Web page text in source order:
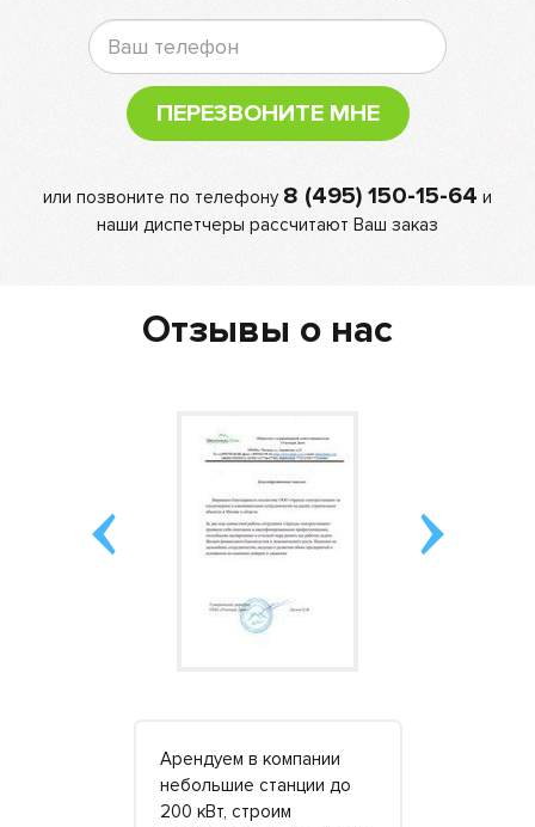
ПЕРЕЗВОНИТЕ МНЕ
или позвоните по телефону 8 (495) 150-15-64 и
наши диспетчеры рассчитают Ваш заказ
Отзывы о нас
Арендуем в компании
небольшие станции до
200 кВт, строим